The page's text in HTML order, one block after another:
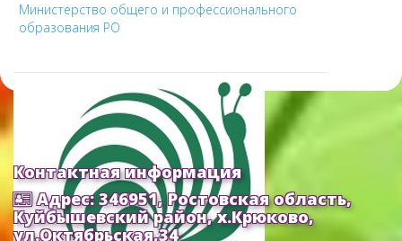
Министерство общего и профессионального
образования РО
Контактная информация
Адрес: 346951, Ростовская область,
Куйбышевский район, х.Крюково,
ул.Октябрьская,34